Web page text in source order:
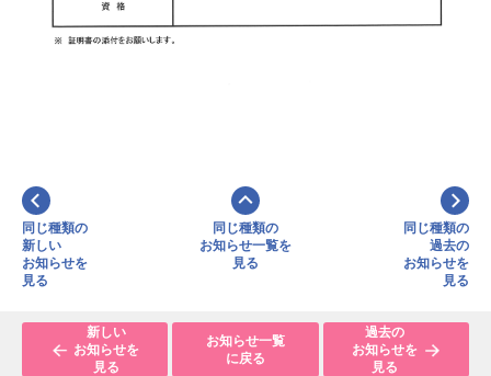
同じ種類の
新しい
お知らせを
見る
同じ種類の
お知らせ一覧を
見る
同じ種類の
過去の
お知らせを
見る
新しい
お知らせを
見る
お知らせ一覧
に戻る
過去の
お知らせを
見る